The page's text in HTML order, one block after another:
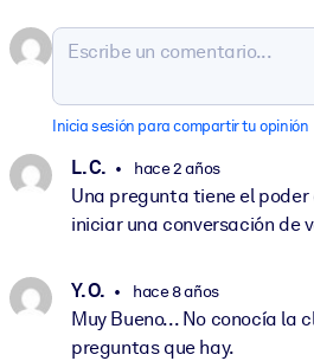
Inicia sesión para compartir tu opinión
L. C. hace 2 años
Una pregunta tiene el poder
iniciar una conversación de
Y. O. hace 8 años
Muy Bueno... No conocía la
preguntas que hay.